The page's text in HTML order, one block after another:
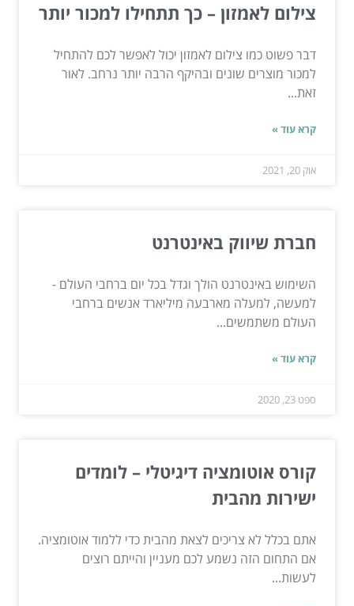
צילום לאמזון – כך תתחילו למכור יותר
דבר פשוט כמו צילום לאמזון יכול לאפשר לכם להתחיל
למכור מוצרים שונים ובהיקף הרבה יותר נרחב. לאור
זאת...
קרא עוד »
אוק 20, 2021
חברת שיווק באינטרנט
השימוש באינטרנט הולך וגדל בכל יום ברחבי העולם -
למעשה, למעלה מארבעה מיליארד אנשים ברחבי
העולם משתמשים...
קרא עוד »
ספט 23, 2020
קורס אוטומציה דיגיטלי – לומדים
ישירות מהבית
אתם בכלל לא צריכים לצאת מהבית כדי ללמוד אוטומציה.
אם התחום הזה נשמע לכם מעניין והייתם רוצים
לעשות...